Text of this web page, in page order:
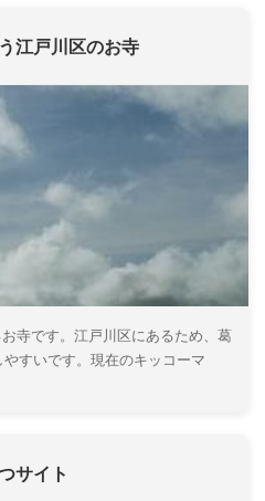
江戸川区のお寺
寺です。江戸川区にあるため、葛
すいです。現在のキッコーマ
サイト